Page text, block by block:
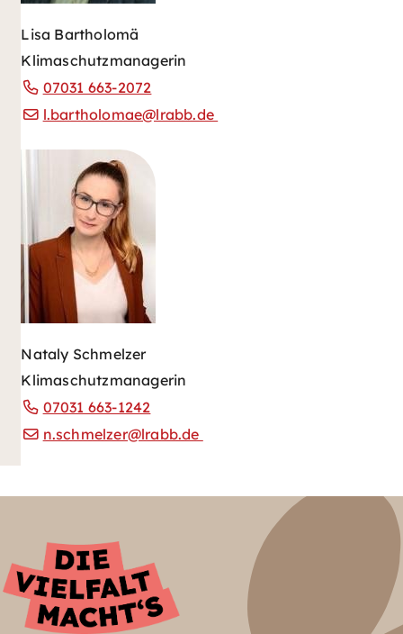
Lisa Bartholomä
Klimaschutzmanagerin
07031 663-2072
l.bartholomae@lrabb.de
Nataly Schmelzer
Klimaschutzmanagerin
07031 663-1242
n.schmelzer@lrabb.de